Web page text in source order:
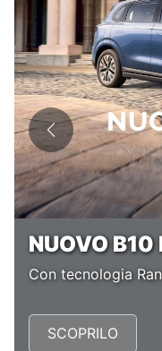
NUOVO B10
Con tecnologia
SCOPRILO